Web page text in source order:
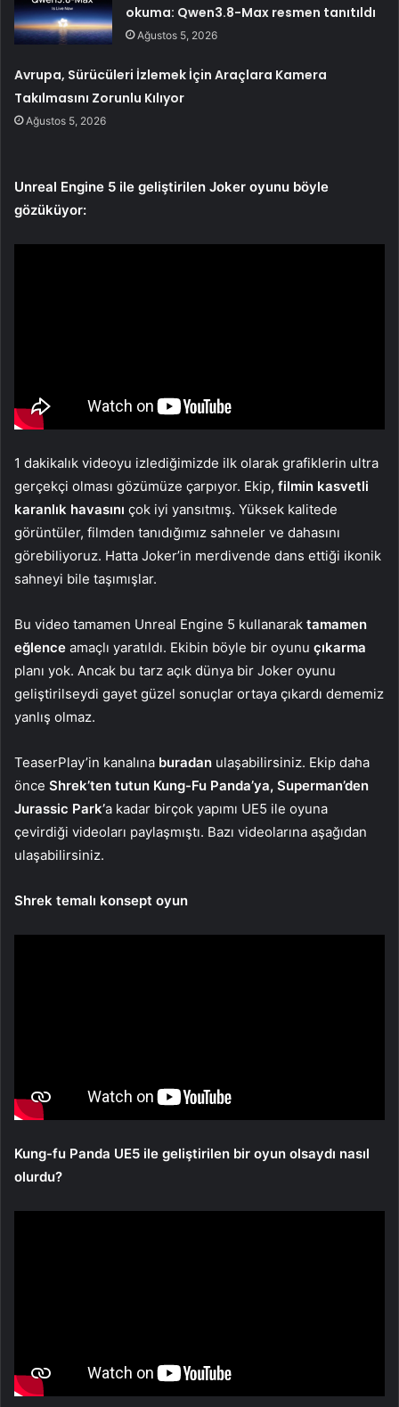
okuma: Qwen3.8-Max resmen tanıtıldı
Ağustos 5, 2026
Avrupa, Sürücüleri İzlemek İçin Araçlara Kamera
Takılmasını Zorunlu Kılıyor
Ağustos 5, 2026
Unreal Engine 5 ile geliştirilen Joker oyunu böyle
gözüküyor:
1 dakikalık videoyu izlediğimizde ilk olarak grafiklerin ultra
gerçekçi olması gözümüze çarpıyor. Ekip, filmin kasvetli
karanlık havasını çok iyi yansıtmış. Yüksek kalitede
görüntüler, filmden tanıdığımız sahneler ve dahasını
görebiliyoruz. Hatta Joker’in merdivende dans ettiği ikonik
sahneyi bile taşımışlar.
Bu video tamamen Unreal Engine 5 kullanarak tamamen
eğlence amaçlı yaratıldı. Ekibin böyle bir oyunu çıkarma
planı yok. Ancak bu tarz açık dünya bir Joker oyunu
geliştirilseydi gayet güzel sonuçlar ortaya çıkardı dememiz
yanlış olmaz.
TeaserPlay’in kanalına buradan ulaşabilirsiniz. Ekip daha
önce Shrek’ten tutun Kung-Fu Panda’ya, Superman’den
Jurassic Park’a kadar birçok yapımı UE5 ile oyuna
çevirdiği videoları paylaşmıştı. Bazı videolarına aşağıdan
ulaşabilirsiniz.
Shrek temalı konsept oyun
Kung-fu Panda UE5 ile geliştirilen bir oyun olsaydı nasıl
olurdu?